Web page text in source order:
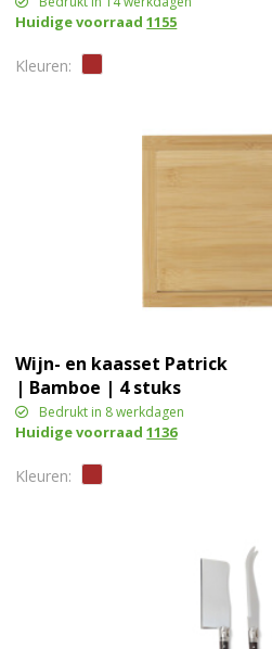
Huidige voorraad1155
Wijn- en kaasset Patrick
| Bamboe | 4 stuks
Bedrukt in 8 werkdagen
Huidige voorraad1136